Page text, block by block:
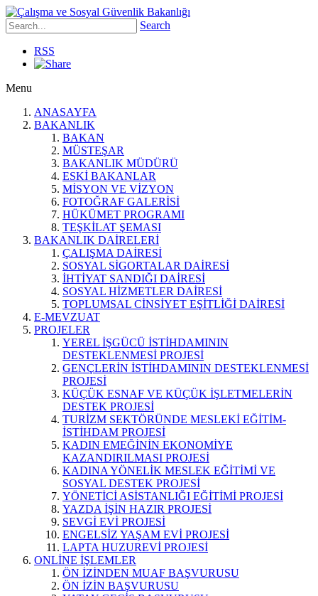
Search
RSS
Menu
ANASAYFA
BAKANLIK
BAKAN
MÜSTEŞAR
BAKANLIK MÜDÜRÜ
ESKİ BAKANLAR
MİSYON VE VİZYON
FOTOĞRAF GALERİSİ
HÜKÜMET PROGRAMI
TEŞKİLAT ŞEMASI
BAKANLIK DAİRELERİ
ÇALIŞMA DAİRESİ
SOSYAL SİGORTALAR DAİRESİ
İHTİYAT SANDIĞI DAİRESİ
SOSYAL HİZMETLER DAİRESİ
TOPLUMSAL CİNSİYET EŞİTLİĞİ DAİRESİ
E-MEVZUAT
PROJELER
YEREL İŞGÜCÜ İSTİHDAMININ
DESTEKLENMESİ PROJESİ
GENÇLERİN İSTİHDAMININ DESTEKLENMESİ
PROJESİ
KÜÇÜK ESNAF VE KÜÇÜK İŞLETMELERİN
DESTEK PROJESİ
TURİZM SEKTÖRÜNDE MESLEKİ EĞİTİM-
İSTİHDAM PROJESİ
KADIN EMEĞİNİN EKONOMİYE
KAZANDIRILMASI PROJESİ
KADINA YÖNELİK MESLEK EĞİTİMİ VE
SOSYAL DESTEK PROJESİ
YÖNETİCİ ASİSTANLIĞI EĞİTİMİ PROJESİ
YAZDA İŞİN HAZIR PROJESİ
SEVGİ EVİ PROJESİ
ENGELSİZ YAŞAM EVİ PROJESİ
LAPTA HUZUREVİ PROJESİ
ONLİNE İŞLEMLER
ÖN İZİNDEN MUAF BAŞVURUSU
ÖN İZİN BAŞVURUSU